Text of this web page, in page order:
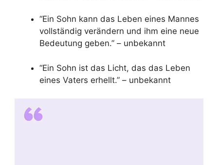
“Ein Sohn kann das Leben eines Mannes
vollständig verändern und ihm eine neue
Bedeutung geben.” – unbekannt
“Ein Sohn ist das Licht, das das Leben
eines Vaters erhellt.” – unbekannt